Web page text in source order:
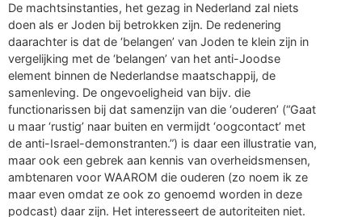
De machtsinstanties, het gezag in Nederland zal niets
doen als er Joden bij betrokken zijn. De redenering
daarachter is dat de ‘belangen’ van Joden te klein zijn in
vergelijking met de ‘belangen’ van het anti-Joodse
element binnen de Nederlandse maatschappij, de
samenleving. De ongevoeligheid van bijv. die
functionarissen bij dat samenzijn van die ‘ouderen’ (“Gaat
u maar ‘rustig’ naar buiten en vermijdt ‘oogcontact’ met
de anti-Israel-demonstranten.”) is daar een illustratie van,
maar ook een gebrek aan kennis van overheidsmensen,
ambtenaren voor WAAROM die ouderen (zo noem ik ze
maar even omdat ze ook zo genoemd worden in deze
podcast) daar zijn. Het interesseert de autoriteiten niet.